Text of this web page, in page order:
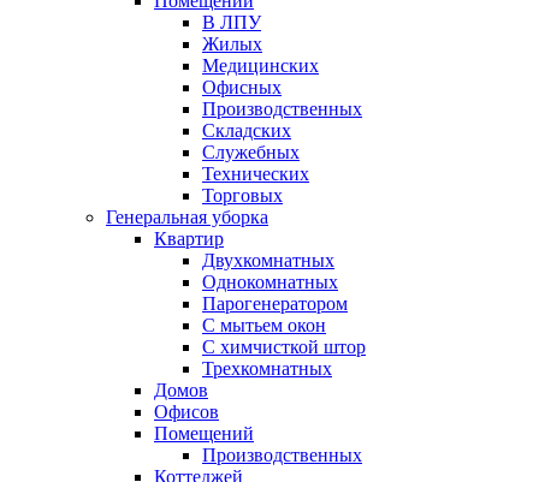
В ЛПУ
Жилых
Медицинских
Офисных
Производственных
Складских
Служебных
Технических
Торговых
Генеральная уборка
Квартир
Двухкомнатных
Однокомнатных
Парогенератором
С мытьем окон
С химчисткой штор
Трехкомнатных
Домов
Офисов
Помещений
Производственных
Коттеджей